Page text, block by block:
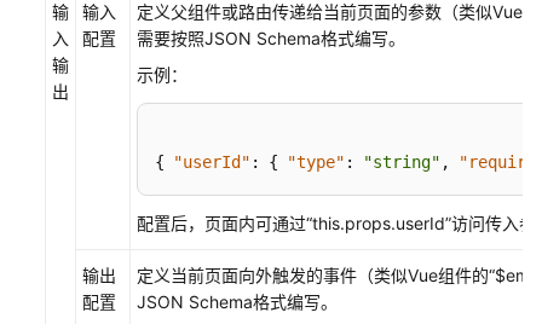
予
管
为
输
入
输
出
输入
配置
定义父组件或路由传递给当前页面的参数（类似Vue
需要按照JSON Schema格式编写。
示例：
{ "userId" : { "type" : "string" ,
配置后，页面内可通过“this.props.userId”访问传入参
输出
配置
定义当前页面向外触发的事件（类似Vue组件的
JSON Schema格式编写。